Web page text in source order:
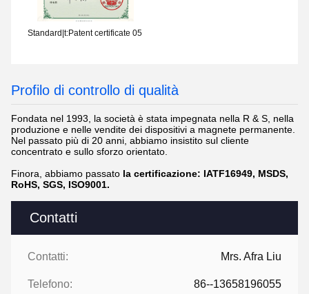
Contatti
Contatti: Mrs. Afra Liu
Telefono: 86--13658196055
Standard|t:Patent certificate 05
Profilo di controllo di qualità
Fondata nel 1993, la società è stata impegnata nella R & S, nella
produzione e nelle vendite dei dispositivi a magnete permanente.
Nel passato più di 20 anni, abbiamo insistito sul cliente
concentrato e sullo sforzo orientato.
Finora, abbiamo passato la certificazione: IATF16949, MSDS,
RoHS, SGS, ISO9001.